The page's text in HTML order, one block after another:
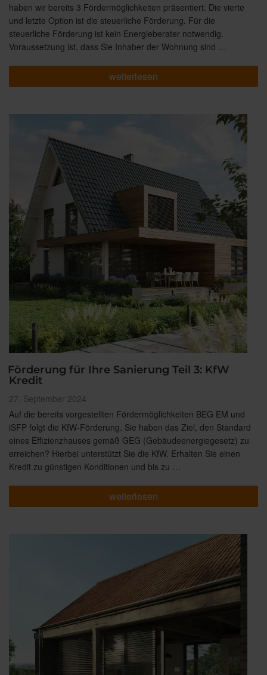
haben wir bereits 3 Fördermöglichkeiten präsentiert. Die vierte
und letzte Option ist die steuerliche Förderung. Für die
steuerliche Förderung ist kein Energieberater notwendig.
Voraussetzung ist, dass Sie Inhaber der Wohnung sind …
„Förderung
für
Teil
weiterlesen
Förderung für Ihre Sanierung Teil 3: KfW
Kredit
Veröffentlicht
am
27. September 2024
Auf die bereits vorgestellten Fördermöglichkeiten BEG EM und
iSFP folgt die KfW-Förderung. Sie haben das Ziel, den Standard
eines Effizienzhauses gemäß GEG (Gebäudeenergiegesetz) zu
erreichen? Hierbei unterstützt Sie die KfW. Erhalten Sie einen
Kredit zu günstigen Konditionen und bis zu …
„Förderung
für
weiterlesen